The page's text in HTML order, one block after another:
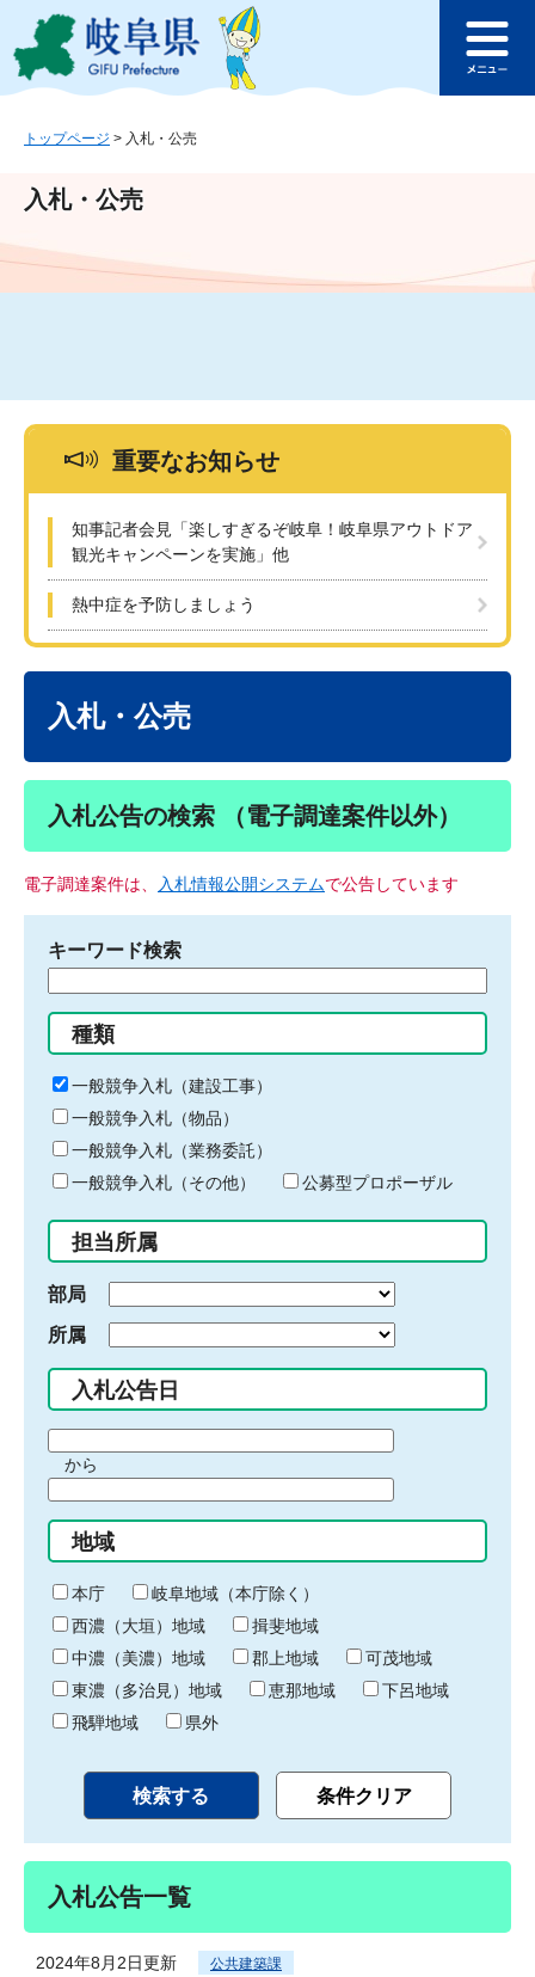
ジ
ュ
文
このページの本文へ
ュ
トップページ > 入札・公売
入札・公売
重要なお知らせ
知事記者会見「楽しすぎるぞ岐阜！岐阜県アウトドア
観光キャンペーンを実施」他
熱中症を予防しましょう
入札・公売
入札公告の検索 （電子調達案件以外）
電子調達案件は、 入札情報公開システムで公告しています
キーワード検索
る
キ
ー
ワ
ー
ド
入
力
種類
一般競争入札（建設工事）
一般競争入札（物品）
一般競争入札（業務委託）
一般競争入札（その他）
公募型プロポーザル
担当所属
部局
所属
入札公告日
間
始
り
から
間
終
わ
り
地域
本庁
岐阜地域（本庁除く）
西濃（大垣）地域
揖斐地域
中濃（美濃）地域
郡上地域
可茂地域
東濃（多治見）地域
恵那地域
下呂地域
飛騨地域
県外
入札公告一覧
2024年8月2日更新 公共建築課